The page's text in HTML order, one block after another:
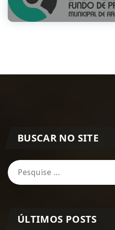
BUSCAR NO SITE
Pesquisa
por:
ÚLTIMOS POSTS